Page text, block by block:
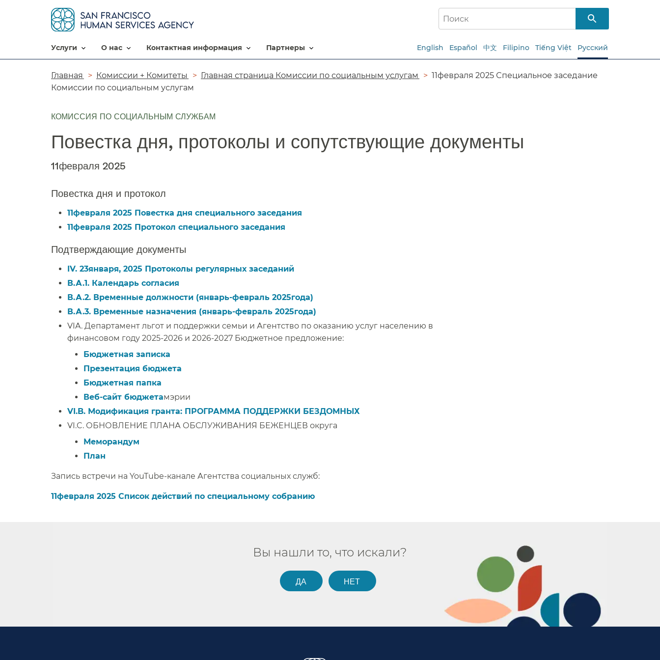
услуги​​ о нас​​ контактная информация​​ партнеры​​ English Español 中文 Filipino Tiếng Việt Русский
Цепочка
навигации​​
Главная​​ Комиссии + Комитеты​​ Главная страница Комиссии по социальным услугам​​
11февраля 2025 Специальное заседание
Комиссии по социальным услугам​​
КОМИССИЯ ПО СОЦИАЛЬНЫМ СЛУЖБАМ
Повестка дня, протоколы и сопутствующие документы​​
11февраля 2025​​
Повестка дня и протокол​​
11февраля 2025 Повестка дня специального заседания​​
11февраля 2025 Протокол специального заседания​​
Подтверждающие документы​​
IV. 23января, 2025 Протоколы регулярных заседаний​​
В.А.1. Календарь согласия​​
В.А.2. Временные должности (январь-февраль 2025года)​​
В.А.3. Временные назначения (январь-февраль 2025года)​​
VIA. Департамент льгот и поддержки семьи и Агентство по оказанию услуг населению в
финансовом году 2025-2026 и 2026-2027 Бюджетное предложение:​​
Бюджетная записка​​
Презентация бюджета​​
Бюджетная папка​​
Веб-сайт бюджетамэрии​​
VI.B. Модификация гранта: ПРОГРАММА ПОДДЕРЖКИ БЕЗДОМНЫХ
VI.C. ОБНОВЛЕНИЕ ПЛАНА ОБСЛУЖИВАНИЯ БЕЖЕНЦЕВ округа
Меморандум​​
План​​
Запись встречи на YouTube-канале Агентства социальных служб:​​
11февраля 2025 Список действий по специальному собранию​​
Вы нашли то, что искали?​​
ДА​​ НЕТ​​